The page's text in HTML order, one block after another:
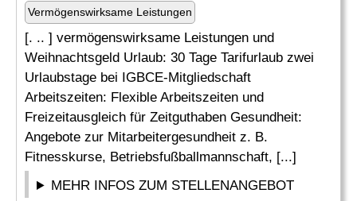
Vermögenswirksame Leistungen
[. .. ] vermögenswirksame Leistungen und
Weihnachtsgeld Urlaub: 30 Tage Tarifurlaub zwei
Urlaubstage bei IGBCE-Mitgliedschaft
Arbeitszeiten: Flexible Arbeitszeiten und
Freizeitausgleich für Zeitguthaben Gesundheit:
Angebote zur Mitarbeitergesundheit z. B.
Fitnesskurse, Betriebsfußballmannschaft, [...]
MEHR INFOS ZUM STELLENANGEBOT